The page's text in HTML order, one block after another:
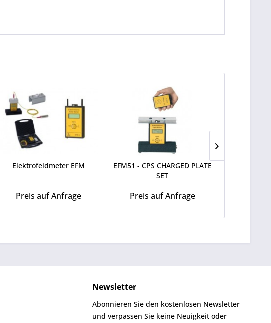
Elektrofeldmeter EFM
Preis auf Anfrage
EFM51 - CPS CHARGED PLATE
SET
Preis auf Anfrage
Newsletter
Abonnieren Sie den kostenlosen Newsletter
und verpassen Sie keine Neuigkeit oder